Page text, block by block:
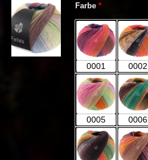
Farbe (für Farfalla)
*
0001 0002
0005 0006